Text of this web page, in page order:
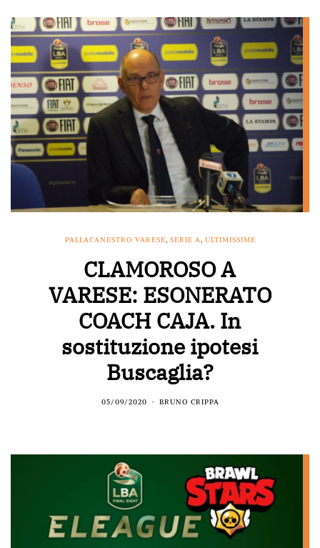
PALLACANESTRO VARESE, SERIE A, ULTIMISSIME
CLAMOROSO A
VARESE: ESONERATO
COACH CAJA. In
sostituzione ipotesi
Buscaglia?
05/09/2020 BRUNO CRIPPA